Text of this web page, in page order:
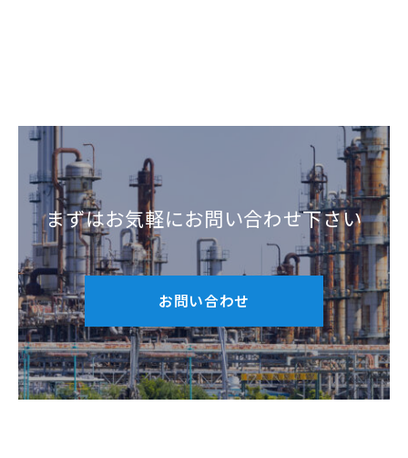
まずはお気軽にお問い合わせ下さい
お問い合わせ